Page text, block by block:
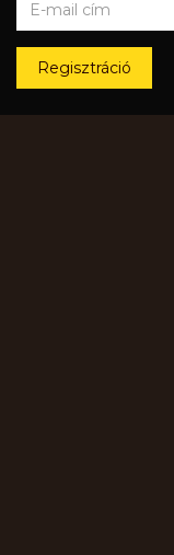
Regisztráció